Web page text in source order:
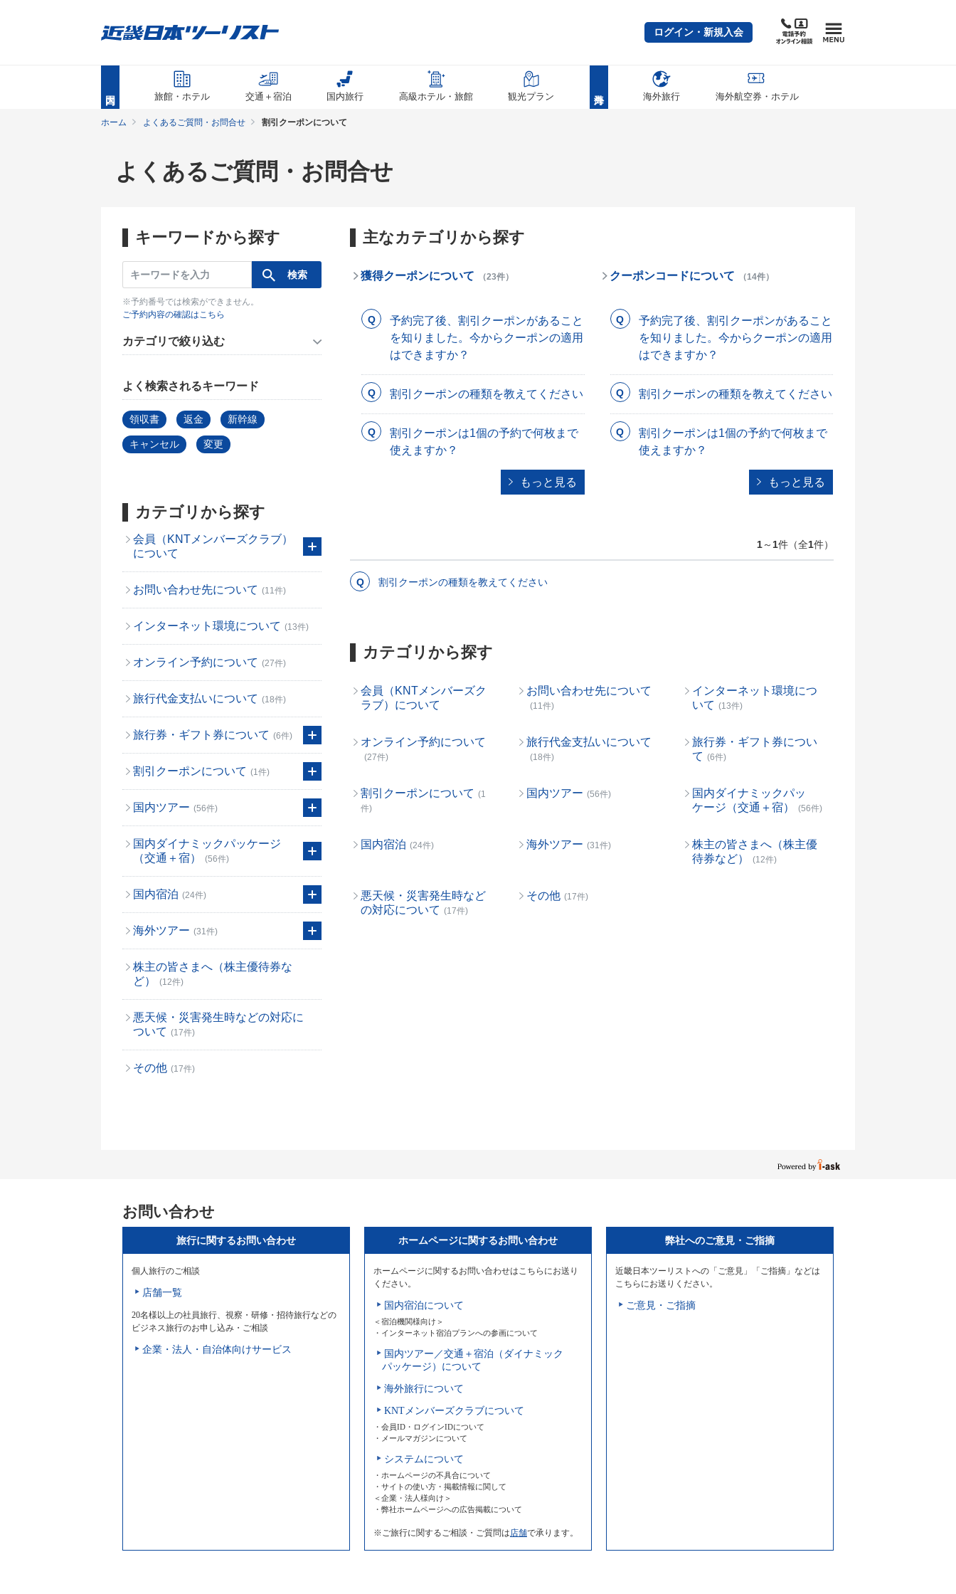
ログイン・新規入会
旅館・ホテル 交通＋宿泊 国内旅行 高級ホテル・旅館 観光プラン 海外旅行 海外航空券・ホテル
ホーム よくあるご質問・お問合せ 割引クーポンについて
よくあるご質問・お問合せ
キーワードから探す
※予約番号では検索ができません。
ご予約内容の確認はこちら
カテゴリで絞り込む
よく検索されるキーワード
領収書 返金 新幹線
キャンセル 変更
カテゴリから探す
会員（KNTメンバーズクラブ）
について
お問い合わせ先について (11件)
インターネット環境について (13件)
オンライン予約について (27件)
旅行代金支払いについて (18件)
旅行券・ギフト券について (6件)
割引クーポンについて (1件)
国内ツアー (56件)
国内ダイナミックパッケージ
（交通＋宿）
(56件)
国内宿泊 (24件)
海外ツアー (31件)
株主の皆さまへ（株主優待券な
ど）
(12件)
悪天候・災害発生時などの対応に
ついて (17件)
その他 (17件)
主なカテゴリから探す
獲得クーポンについて （23件）
予約完了後、割引クーポンがあること
を知りました。今からクーポンの適用
はできますか？
割引クーポンの種類を教えてください
割引クーポンは1個の予約で何枚まで
使えますか？
もっと見る
クーポンコードについて （14件）
予約完了後、割引クーポンがあること
を知りました。今からクーポンの適用
はできますか？
割引クーポンの種類を教えてください
割引クーポンは1個の予約で何枚まで
使えますか？
もっと見る
1～ 1件（全1件）
割引クーポンの種類を教えてください
カテゴリから探す
会員（KNTメンバーズク
ラブ）について
お問い合わせ先について
(11件)
インターネット環境につ
いて (13件)
オンライン予約について
(27件)
旅行代金支払いについて
(18件)
旅行券・ギフト券につい
て (6件)
割引クーポンについて (1
件)
国内ツアー (56件)
国内ダイナミックパッ
ケージ（交通＋宿）
(56件)
国内宿泊 (24件) 海外ツアー (31件)
株主の皆さまへ（株主優
待券など）
(12件)
悪天候・災害発生時など
の対応について (17件)
その他 (17件)
お問い合わせ
旅行に関するお問い合わせ
個人旅行のご相談
店舗一覧
20名様以上の社員旅行、視察・研修・招待旅行などの
ビジネス旅行のお申し込み・ご相談
企業・法人・自治体向けサービス
ホームページに関するお問い合わせ
ホームページに関するお問い合わせはこちらにお送り
ください。
国内宿泊について
＜宿泊機関様向け＞
・インターネット宿泊プランへの参画について
国内ツアー／交通＋宿泊（ダイナミック
パッケージ）について
海外旅行について
KNTメンバーズクラブについて
・会員ID・ログインIDについて
・メールマガジンについて
システムについて
・ホームページの不具合について
・サイトの使い方・掲載情報に関して
＜企業・法人様向け＞
・弊社ホームページへの広告掲載について
※ご旅行に関するご相談・ご質問は店舗で承ります。
弊社へのご意見・ご指摘
近畿日本ツーリストへの「ご意見」「ご指摘」などは
こちらにお送りください。
ご意見・ご指摘